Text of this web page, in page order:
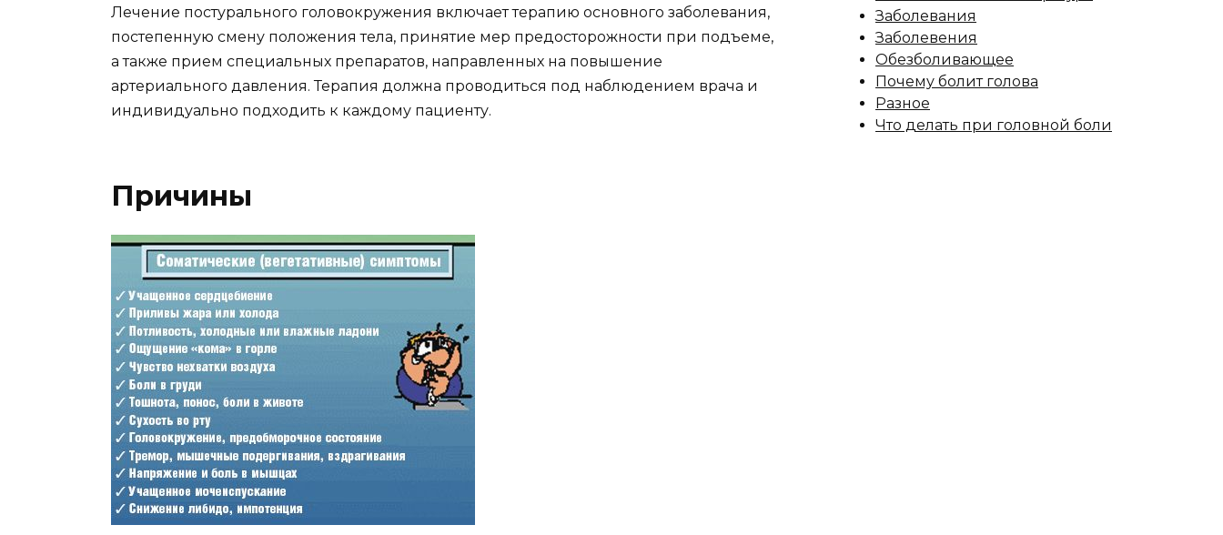
Лечение постурального головокружения включает терапию основного заболевания,
постепенную смену положения тела, принятие мер предосторожности при подъеме,
а также прием специальных препаратов, направленных на повышение
артериального давления. Терапия должна проводиться под наблюдением врача и
индивидуально подходить к каждому пациенту.
Причины
Заболевания
Заболевения
Обезболивающее
Почему болит голова
Разное
Что делать при головной боли